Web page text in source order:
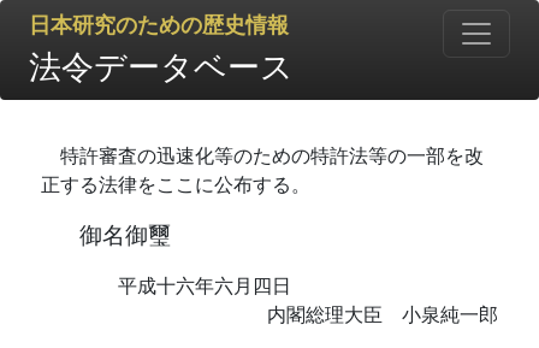
日本研究のための歴史情報
法令データベース
特許審査の迅速化等のための特許法等の一部を改
正する法律をここに公布する。
御名御璽
平成十六年六月四日
内閣総理大臣 小泉純一郎